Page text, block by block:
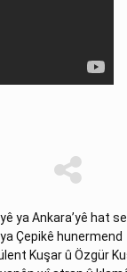
ya Ankara’yê hat
Çepikê hunermend
Kuşar û Özgür